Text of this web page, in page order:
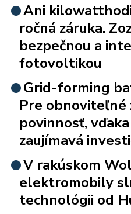
Ani
ročná záruka.
bezpečnou a
fotovoltikou
Grid-forming
Pre obnoviteľné
povinnosť,
zaujímavá
V rakúskom
elektromobily
technológii od